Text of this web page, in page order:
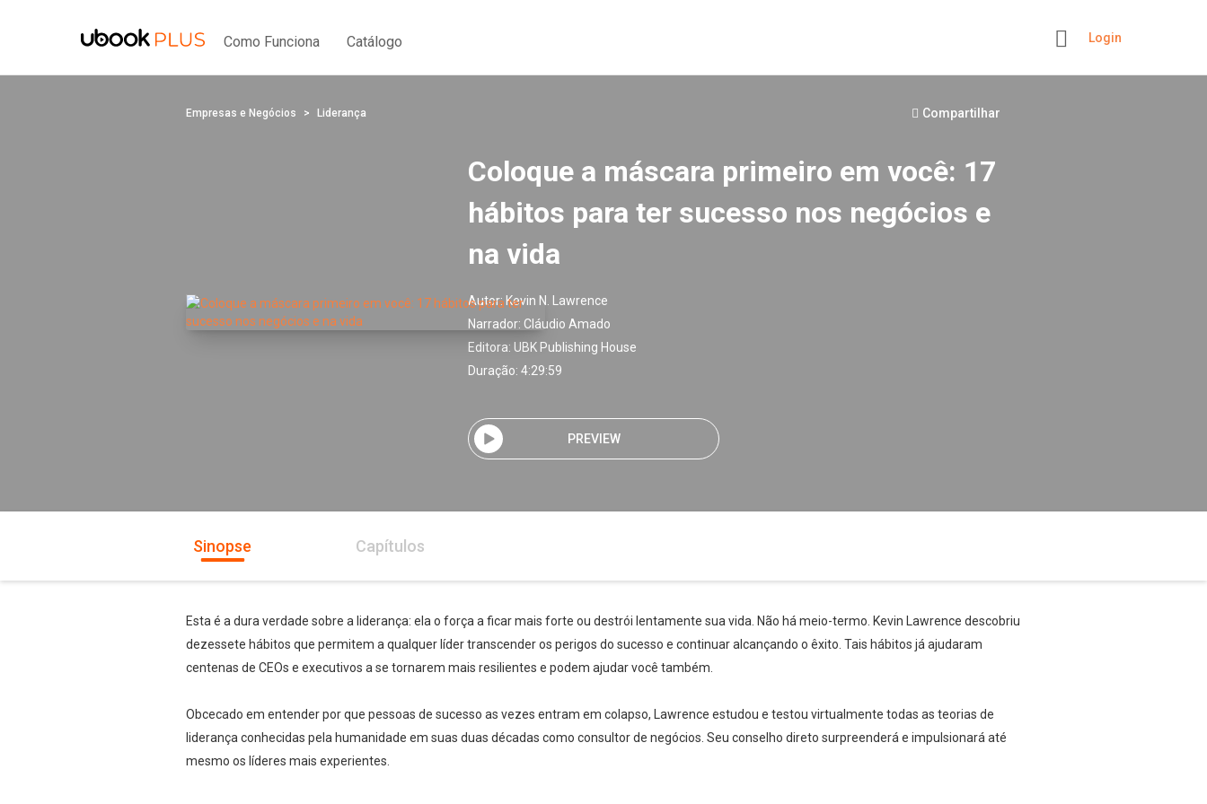
Como Funciona Catálogo Login
Empresas e Negócios Liderança Compartilhar
Coloque a máscara primeiro em você: 17
hábitos para ter sucesso nos negócios e
na vida
Autor: Kevin N. Lawrence
Narrador: Cláudio Amado
Editora: UBK Publishing House
Duração: 4:29:59
PREVIEW
Sinopse Capítulos
Esta é a dura verdade sobre a liderança: ela o força a ficar mais forte ou destrói lentamente sua vida. Não há meio-termo. Kevin Lawrence descobriu
dezessete hábitos que permitem a qualquer líder transcender os perigos do sucesso e continuar alcançando o êxito. Tais hábitos já ajudaram
centenas de CEOs e executivos a se tornarem mais resilientes e podem ajudar você também.
Obcecado em entender por que pessoas de sucesso as vezes entram em colapso, Lawrence estudou e testou virtualmente todas as teorias de
liderança conhecidas pela humanidade em suas duas décadas como consultor de negócios. Seu conselho direto surpreenderá e impulsionará até
mesmo os líderes mais experientes.
Facebook Twitter E-mail